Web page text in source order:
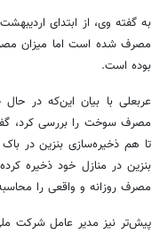
بوده است.
عربعلی با بیان این‌که در حال
مصرف سوخت را بررسی کرد،
تا هم ذخیره‌سازی بنزین در
بنزین در منازل خود ذخیره
مصرف روزانه و واقعی را